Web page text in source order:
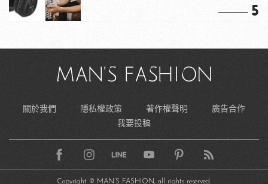
5
關於我們 隱私權政策 著作權聲明
廣告合作
我要投稿
Copyright © MAN’S FASHION, all rights reserved.